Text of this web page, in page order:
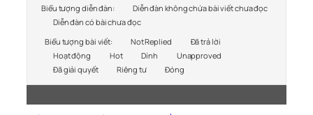
Biểu tượng diễn đàn:
Diễn đàn không chứa bài viết chưa đọc
Diễn đàn có bài chưa đọc
Biểu tượng bài viết:
Not Replied
Đã trả lời
Hoạt động
Hot Dính
Unapproved
Đã giải quyết
Riêng tư Đóng